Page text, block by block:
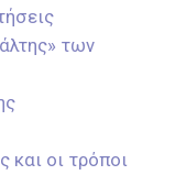
των
οι τρόποι